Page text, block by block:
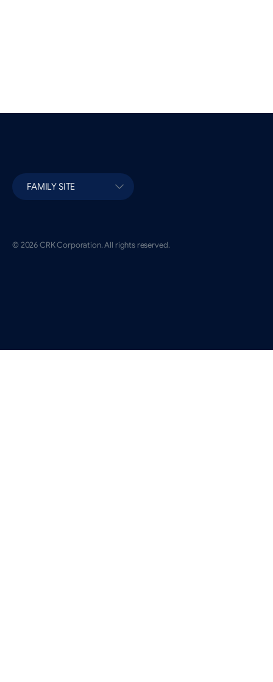
FAMILY SITE
© 2026 CRK Corporation. All rights reserved.